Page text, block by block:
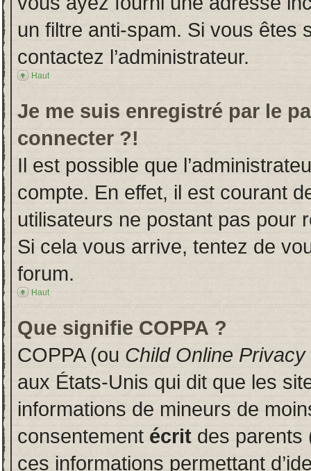
un filtre anti-spam. Si vous êtes
contactez l’administrateur.
Haut
Je me suis enregistré par le
connecter ?!
Il est possible que
compte. En effet, il est courant
utilisateurs ne postant pas pour
Si cela vous arrive, tentez de
forum.
Haut
Que signifie COPPA ?
COPPA (ou Child Online
aux États-Unis qui dit que les
informations de mineurs de
consentement écrit des parents
ces informations permettant